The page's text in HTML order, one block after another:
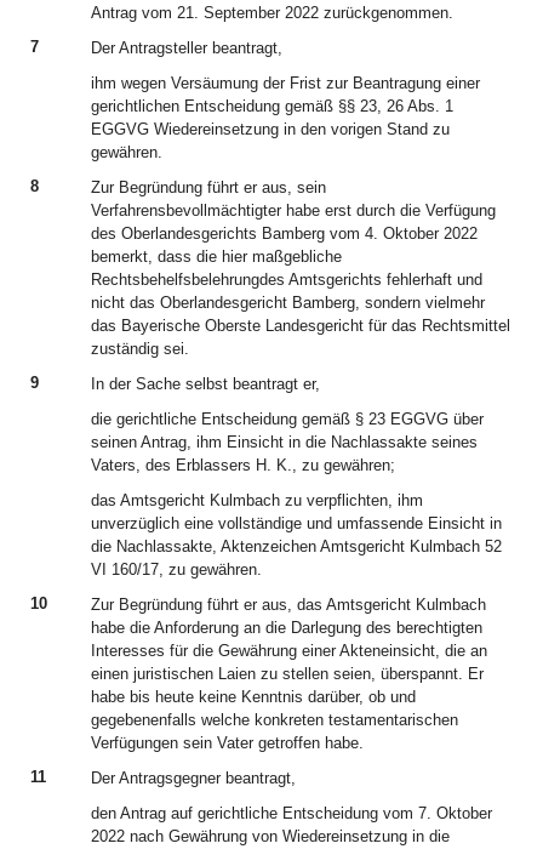
Antrag vom 21. September 2022 zurückgenommen.
7
Der Antragsteller beantragt,
ihm wegen Versäumung der Frist zur Beantragung einer
gerichtlichen Entscheidung gemäß §§ 23, 26 Abs. 1
EGGVG Wiedereinsetzung in den vorigen Stand zu
gewähren.
8
Zur Begründung führt er aus, sein
Verfahrensbevollmächtigter habe erst durch die Verfügung
des Oberlandesgerichts Bamberg vom 4. Oktober 2022
bemerkt, dass die hier maßgebliche
Rechtsbehelfsbelehrungdes Amtsgerichts fehlerhaft und
nicht das Oberlandesgericht Bamberg, sondern vielmehr
das Bayerische Oberste Landesgericht für das Rechtsmittel
zuständig sei.
9
In der Sache selbst beantragt er,
die gerichtliche Entscheidung gemäß § 23 EGGVG über
seinen Antrag, ihm Einsicht in die Nachlassakte seines
Vaters, des Erblassers H. K., zu gewähren;
das Amtsgericht Kulmbach zu verpflichten, ihm
unverzüglich eine vollständige und umfassende Einsicht in
die Nachlassakte, Aktenzeichen Amtsgericht Kulmbach 52
VI 160/17, zu gewähren.
10
Zur Begründung führt er aus, das Amtsgericht Kulmbach
habe die Anforderung an die Darlegung des berechtigten
Interesses für die Gewährung einer Akteneinsicht, die an
einen juristischen Laien zu stellen seien, überspannt. Er
habe bis heute keine Kenntnis darüber, ob und
gegebenenfalls welche konkreten testamentarischen
Verfügungen sein Vater getroffen habe.
11
Der Antragsgegner beantragt,
den Antrag auf gerichtliche Entscheidung vom 7. Oktober
2022 nach Gewährung von Wiedereinsetzung in die